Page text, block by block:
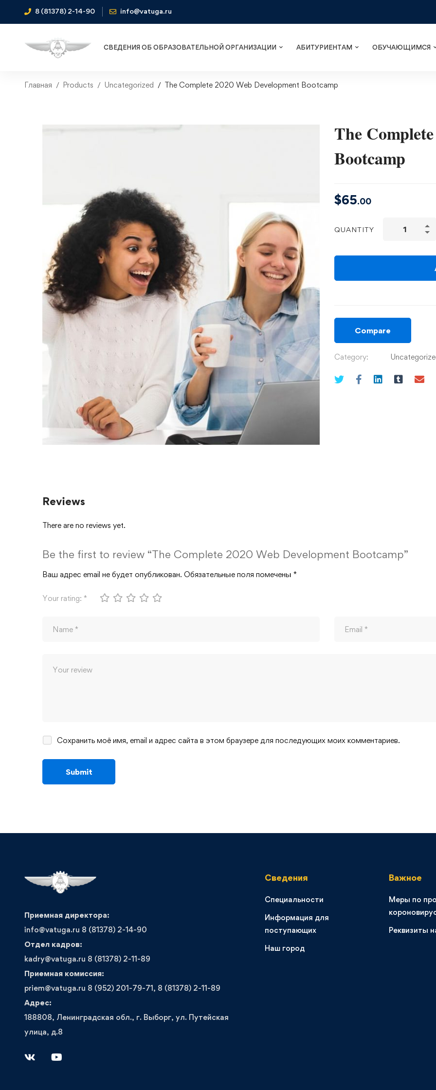
8 (81378) 2-14-90 info@vatuga.ru
СВЕДЕНИЯ ОБ ОБРАЗОВАТЕЛЬНОЙ ОРГАНИЗАЦИИ АБИТУРИЕНТАМ ОБУЧАЮЩИМСЯ
Главная Products Uncategorized The Complete 2020 Web Development Bootcamp
The
Bootcamp
$65.00
QUANTITY
Compare
Category:
Reviews
There are no reviews yet.
Be the first to review “The Complete 2020 Web Development Bootcamp”
Ваш адрес email не будет опубликован. Обязательные поля помечены *
Your rating: *
Сохранить моё имя, email и адрес сайта в этом браузере для последующих моих комментариев.
Приемная директора:
info@vatuga.ru 8 (81378) 2-14-90
Отдел кадров:
kadry@vatuga.ru 8 (81378) 2-11-89
Приемная комиссия:
priem@vatuga.ru 8 (952) 201-79-71, 8 (81378) 2-11-89
Адрес:
188808, Ленинградская обл., г. Выборг, ул. Путейская
улица, д.8
Сведения
Специальности
Информация для
поступающих
Наш город
Важное
Меры по
Реквизиты